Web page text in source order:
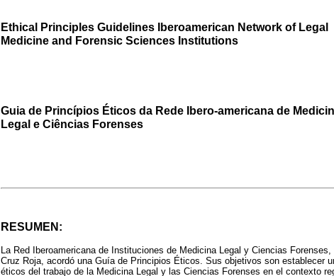
Ethical Principles Guidelines Iberoamerican Network of Legal
Medicine and Forensic Sciences Institutions
Guia de Princípios Éticos da Rede Ibero-americana de
Legal e Ciências Forenses
RESUMEN:
La Red Iberoamericana de Instituciones de Medicina Legal y Ciencias
Cruz Roja, acordó una Guía de Principios Éticos. Sus objetivos son establecer
éticos del trabajo de la Medicina Legal y las Ciencias Forenses en el contexto